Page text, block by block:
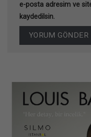
e-posta adresim ve
kaydedilsin.